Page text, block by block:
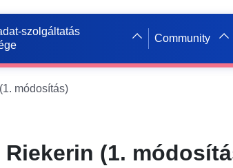
szolgáltatás
Community
módosítás)
Riekerin (1.